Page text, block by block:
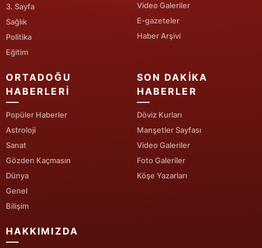
Yalova
Karabük
Osmaniye
Düzce
3. Sayfa
Sağlık
Politika
Eğitim
Video Galeriler
E-gazeteler
Haber Arşivi
ORTADOĞU
HABERLERI
Popüler Haberler
Astroloji
Sanat
Gözden Kaçmasın
Dünya
Genel
Bilişim
SON DAKIKA
HABERLER
Döviz Kurları
Manşetler Sayfası
Video Galeriler
Foto Galeriler
Köşe Yazarları
HAKKIMIZDA